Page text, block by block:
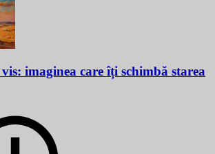
imaginea care îți schimbă starea